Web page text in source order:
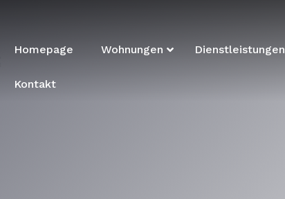
Homepage Wohnungen Dienstleistungen
Kontakt